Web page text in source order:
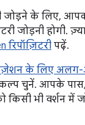
जोड़ने के लिए,
जोड़नी होगी.
रिपॉज़िटरी पढ़ें.
के लिए
चुनें. आपके पास,
किसी भी वर्शन में